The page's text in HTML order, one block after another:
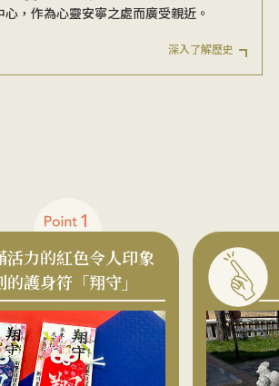
，作為心靈安寧之處而廣受親近。
深入了解歷史
活力的紅色令人印象
的護身符「翔守」